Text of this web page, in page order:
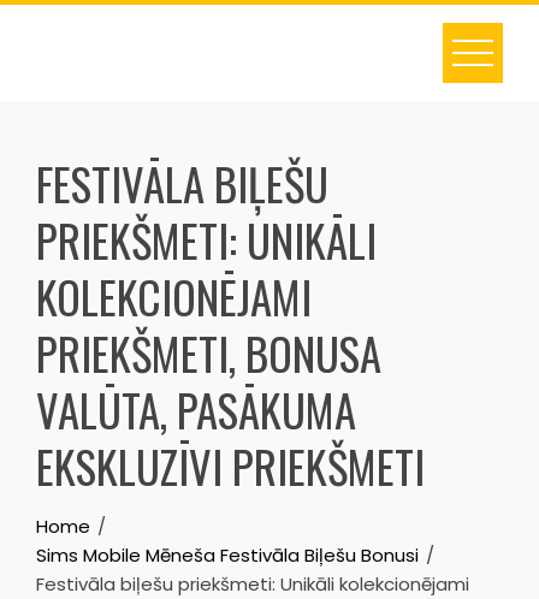
Skip
FESTIVĀLA BIĻEŠU
PRIEKŠMETI: UNIKĀLI
KOLEKCIONĒJAMI
PRIEKŠMETI, BONUSA
VALŪTA, PASĀKUMA
EKSKLUZĪVI PRIEKŠMETI
Home
Sims Mobile Mēneša Festivāla Biļešu Bonusi
Festivāla biļešu priekšmeti: Unikāli kolekcionējami